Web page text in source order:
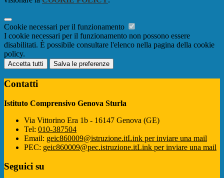
Cookie necessari per il funzionamento
I cookie necessari per il funzionamento non possono essere
disabilitati. È possibile consultare l'elenco nella pagina della cookie
policy.
Accetta tutti Salva le preferenze
Contatti
Istituto Comprensivo Genova Sturla
Via Vittorino Era 1b - 16147 Genova (GE)
Tel: 010-387504
Email: geic860009@istruzione.itLink per inviare una mail
PEC: geic860009@pec.istruzione.itLink per inviare una mail
Seguici su